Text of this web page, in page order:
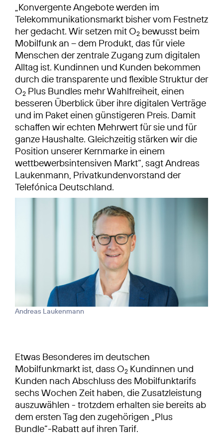
„Konvergente Angebote werden im
Telekommunikationsmarkt bisher vom Festnetz
her gedacht. Wir setzen mit O2 bewusst beim
Mobilfunk an – dem Produkt, das für viele
Menschen der zentrale Zugang zum digitalen
Alltag ist. Kundinnen und Kunden bekommen
durch die transparente und flexible Struktur der
O2 Plus Bundles mehr Wahlfreiheit, einen
besseren Überblick über ihre digitalen Verträge
und im Paket einen günstigeren Preis. Damit
schaffen wir echten Mehrwert für sie und für
ganze Haushalte. Gleichzeitig stärken wir die
Position unserer Kernmarke in einem
wettbewerbsintensiven Markt“, sagt Andreas
Laukenmann, Privatkundenvorstand der
Telefónica Deutschland.
Andreas Laukenmann
Etwas Besonderes im deutschen
Mobilfunkmarkt ist, dass O2 Kundinnen und
Kunden nach Abschluss des Mobilfunktarifs
sechs Wochen Zeit haben, die Zusatzleistung
auszuwählen - trotzdem erhalten sie bereits ab
dem ersten Tag den zugehörigen „Plus
Bundle“-Rabatt auf ihren Tarif.